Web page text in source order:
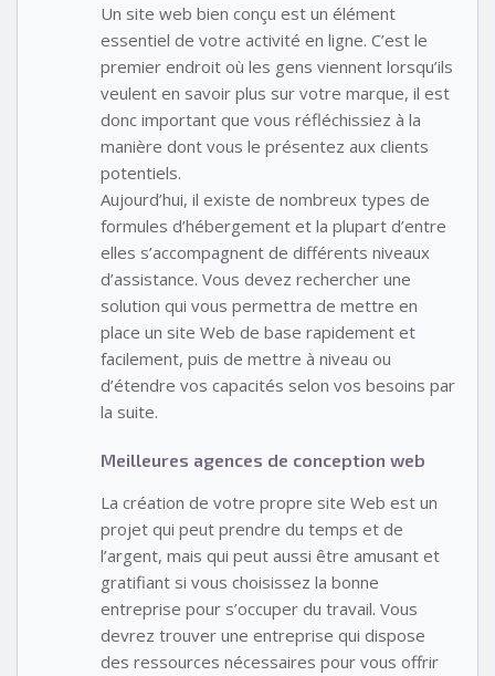
Un site web bien conçu est un élément
essentiel de votre activité en ligne. C’est le
premier endroit où les gens viennent lorsqu’ils
veulent en savoir plus sur votre marque, il est
donc important que vous réfléchissiez à la
manière dont vous le présentez aux clients
potentiels.
Aujourd’hui, il existe de nombreux types de
formules d’hébergement et la plupart d’entre
elles s’accompagnent de différents niveaux
d’assistance. Vous devez rechercher une
solution qui vous permettra de mettre en
place un site Web de base rapidement et
facilement, puis de mettre à niveau ou
d’étendre vos capacités selon vos besoins par
la suite.
Meilleures agences de conception web
La création de votre propre site Web est un
projet qui peut prendre du temps et de
l’argent, mais qui peut aussi être amusant et
gratifiant si vous choisissez la bonne
entreprise pour s’occuper du travail. Vous
devrez trouver une entreprise qui dispose
des ressources nécessaires pour vous offrir